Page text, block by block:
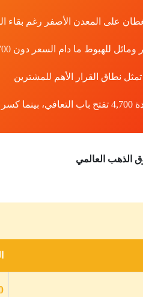
على المعدن الأصفر رغم بقاء
للهبوط ما دام السعر دون 4,700 دولار
نطاق القرار الأهم للمشترين